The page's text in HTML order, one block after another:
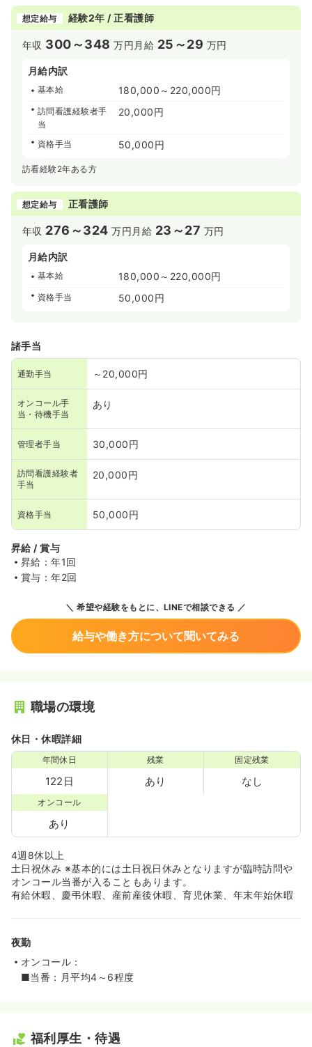
想定給与 経験2年 / 正看護師
年収 300～348 万円 月給 25～29 万円
月給内訳
基本給 180,000～220,000円
訪問看護経験者手
当
20,000円
資格手当 50,000円
訪看経験2年ある方
想定給与 正看護師
年収 276～324 万円 月給 23～27 万円
月給内訳
基本給 180,000～220,000円
資格手当 50,000円
諸手当
通勤手当 ～20,000円
オンコール手
当・待機手当
あり
管理者手当 30,000円
訪問看護経験者
手当
20,000円
資格手当 50,000円
昇給 / 賞与
昇給：年1回
賞与：年2回
希望や経験をもとに、LINEで相談できる
給与や働き方について聞いてみる
職場の環境
休日・休暇詳細
年間休日
122日
残業
あり
固定残業
なし
オンコール
あり
4週8休以上
土日祝休み ※基本的には土日祝日休みとなりますが臨時訪問や
オンコール当番が入ることもあります。
有給休暇、慶弔休暇、産前産後休暇、育児休業、年末年始休暇
夜勤
オンコール：
■当番：月平均4～6程度
福利厚生・待遇